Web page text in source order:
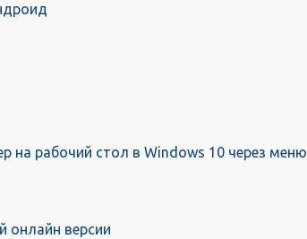
на рабочий стол в Windows 10 через меню
онлайн версии